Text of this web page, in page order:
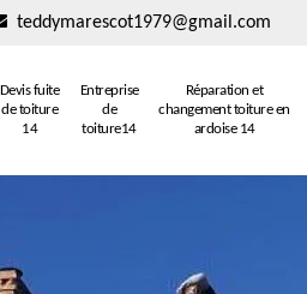
teddymarescot1979@gmail.com
Devis fuite
de toiture
14
Entreprise
de
toiture14
Réparation et
changement toiture en
ardoise 14